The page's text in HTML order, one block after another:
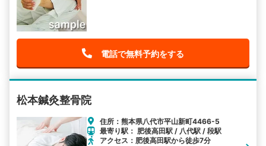
電話で無料予約をする
松本鍼灸整骨院
住所：熊本県八代市平山新町4466-5
最寄り駅： 肥後高田駅 / 八代駅 / 段駅
アクセス：肥後高田駅から徒歩7分